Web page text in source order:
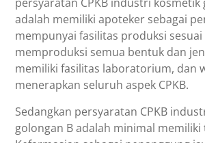
persyaratan CPKB industri kosmetik
adalah memiliki apoteker sebagai
mempunyai fasilitas produksi
memproduksi semua bentuk dan
memiliki fasilitas laboratorium, dan
menerapkan seluruh aspek CPKB.
Sedangkan persyaratan CPKB
golongan B adalah minimal memiliki